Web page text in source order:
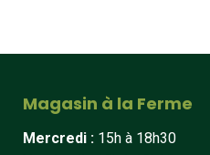
Magasin à la Ferme
Mercredi : 15h à 18h30